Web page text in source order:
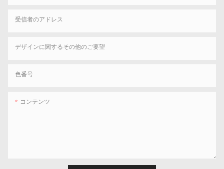
受信者のアドレス
デザインに関するその他のご要望
色番号
コンテンツ